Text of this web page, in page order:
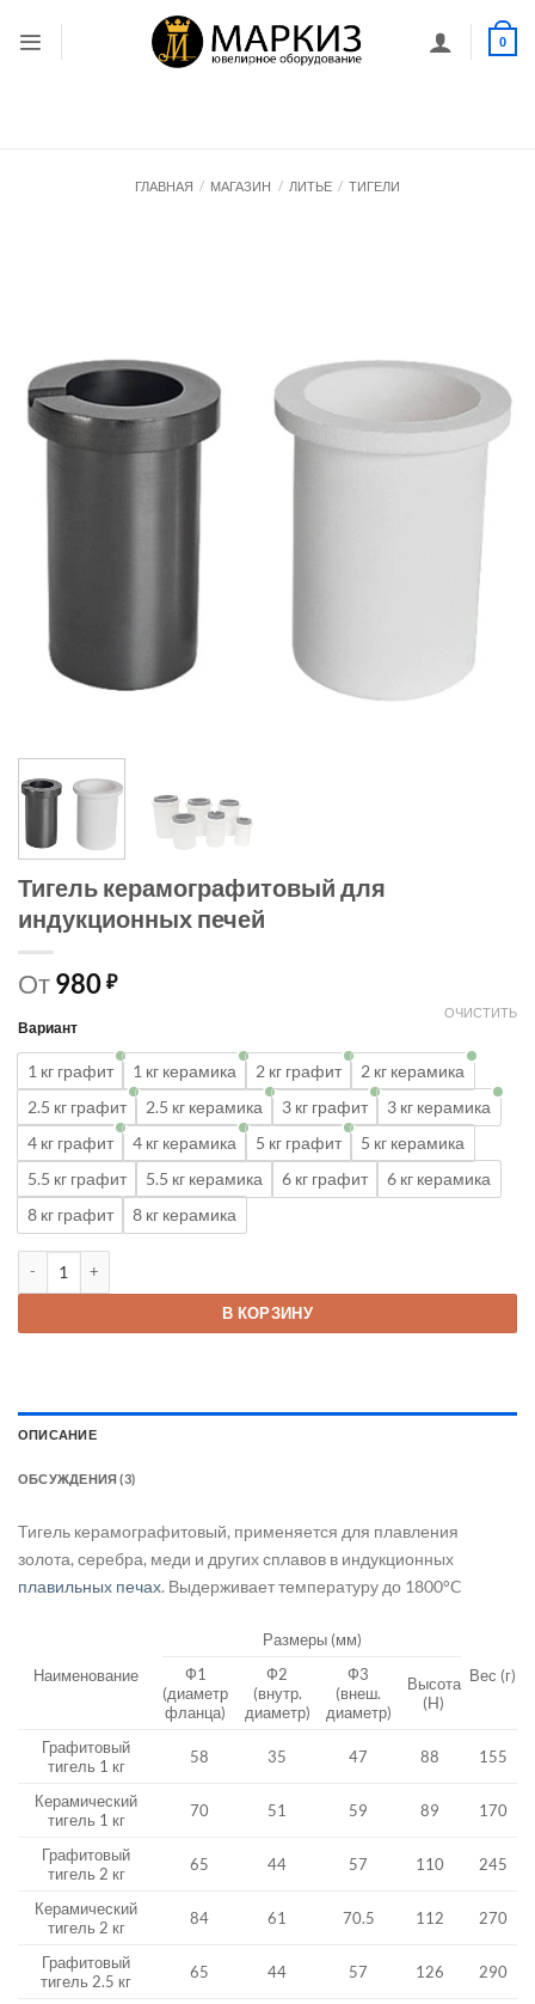
0
ГЛАВНАЯ / МАГАЗИН / ЛИТЬЕ / ТИГЕЛИ
Тигель керамографитовый для
индукционных печей
От980 ₽
Вариант
1 кг графит 1 кг керамика 2 кг графит
2 кг керамика
2.5 кг графит
2.5 кг керамика 3 кг графит
3 кг керамика
4 кг графит
4 кг керамика 5 кг графит
5 кг керамика
5.5 кг графит
5.5 кг керамика 6 кг графит
6 кг керамика
8 кг графит
8 кг керамика
ОЧИСТИТЬ
В КОРЗИНУ
ОПИСАНИЕ
ОБСУЖДЕНИЯ (3)
Тигель керамографитовый, применяется для плавления
золота, серебра, меди и других сплавов в индукционных
плавильных печах. Выдерживает температуру до 1800°C
Наименование
Размеры (мм)
Вес (г)
Ф1
(диаметр
фланца)
Ф2
(внутр.
диаметр)
Ф3
(внеш.
диаметр)
Высота
(H)
Графитовый
тигель 1 кг
58 35 47 88 155
Керамический
тигель 1 кг
70 51 59 89 170
Графитовый
тигель 2 кг
65 44 57 110 245
Керамический
тигель 2 кг
84 61 70.5 112 270
Графитовый
тигель 2.5 кг
65 44 57 126 290